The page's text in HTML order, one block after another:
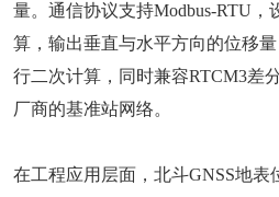
量。通信协议支持Modbus-RTU
算，输出垂直与水平方向的位移
行二次计算，同时兼容RTCM3差
厂商的基准站网络。
在工程应用层面，北斗GNSS地表